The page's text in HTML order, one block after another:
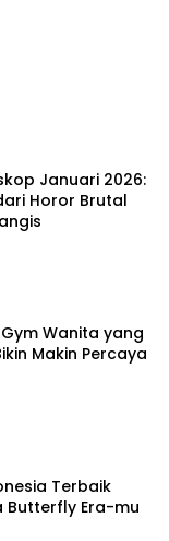
Januari 2026:
Horor Brutal
Wanita yang
Makin Percaya
Terbaik
Butterfly Era-mu